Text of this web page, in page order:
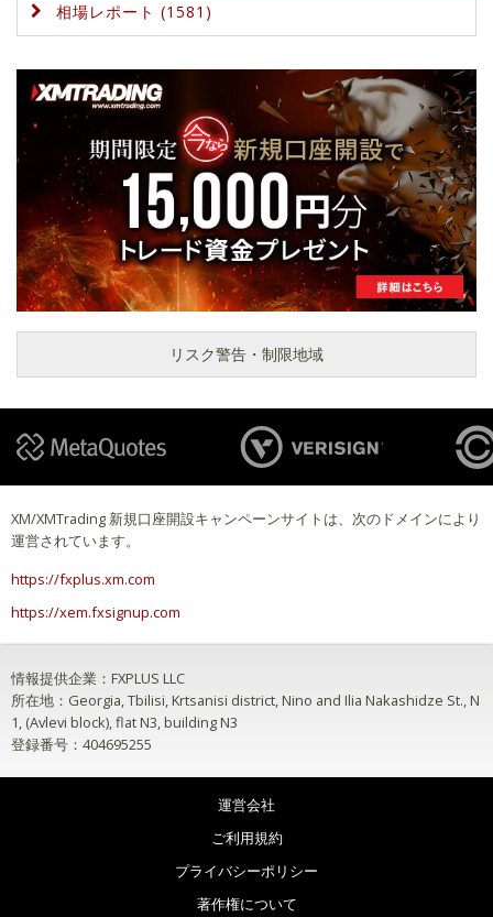
相場レポート (1581)
リスク警告・制限地域
XM/XMTrading 新規口座開設キャンペーンサイトは、次のドメインにより
運営されています。
https://fxplus.xm.com
https://xem.fxsignup.com
情報提供企業：FXPLUS LLC
所在地：Georgia, Tbilisi, Krtsanisi district, Nino and Ilia Nakashidze St., N
1, (Avlevi block), flat N3, building N3
登録番号：404695255
運営会社
ご利用規約
プライバシーポリシー
著作権について